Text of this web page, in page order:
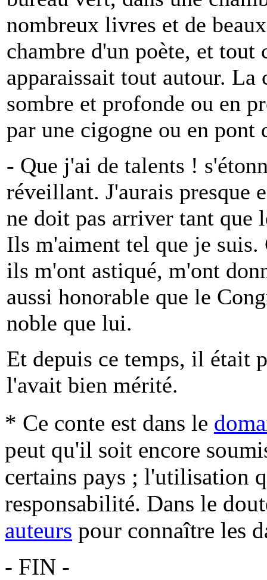
nombreux livres et de
chambre d'un poète, et
apparaissait tout autour.
sombre et profonde ou en
par une cigogne ou en pont
- Que j'ai de talents !
réveillant. J'aurais presque
ne doit pas arriver tant que
Ils m'aiment tel que je
ils m'ont astiqué, m'ont
aussi honorable que le
noble que lui.
Et depuis ce temps, il était
l'avait bien mérité.
* Ce conte est dans le
peut qu'il soit encore
certains pays ; l'utilisation
responsabilité. Dans le
auteurs pour connaître les
- FIN -